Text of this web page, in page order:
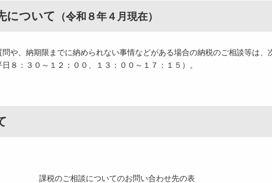
について （令和８年４ 月現在）
や、納期限までに納められない事情などがある場合の納税のご相談等は、
８：３０～１２：００、１３：００～１７：１５）。
課税のご相談についてのお問い合わせ先の表